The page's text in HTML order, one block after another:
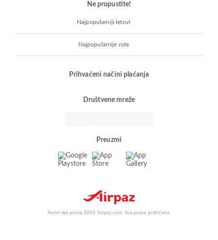
Ne propustite!
Najpopularniji letovi
Najpopularnije rute
Prihvaćeni načini plaćanja
Društvene mreže
Preuzmi
Autorska prava 2026 Airpaz.com. Sva prava pridržana.